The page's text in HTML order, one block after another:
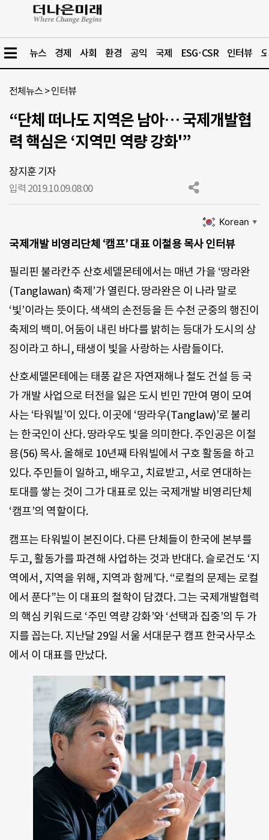
뉴스 경제 사회 환경 공익 국제 ESG·CSR 인터뷰
전체뉴스 >인터뷰
“단체 떠나도 지역은 남아… 국제개발협
력 핵심은 ‘지역민 역량 강화'”
장지훈 기자
입력 2019.10.09.08:00
Korean ▼
국제개발 비영리단체 ‘캠프’ 대표 이철용 목사 인터뷰
필리핀 불라칸주 산호세델몬테에서는 매년 가을 ‘땅라완
(Tanglawan) 축제’가 열린다. 땅라완은 이 나라 말로
‘빛’이라는 뜻이다. 색색의 손전등을 든 수천 군중의 행진이
축제의 백미. 어둠이 내린 바다를 밝히는 등대가 도시의 상
징이라고 하니, 태생이 빛을 사랑하는 사람들이다.
산호세델몬테에는 태풍 같은 자연재해나 철도 건설 등 국
가 개발 사업으로 터전을 잃은 도시 빈민 7만여 명이 모여
사는 ‘타워빌’이 있다. 이곳에 ‘땅라우(Tanglaw)’로 불리
는 한국인이 산다. 땅라우도 빛을 의미한다. 주인공은 이철
용(56) 목사. 올해로 10년째 타워빌에서 구호 활동을 하고
있다. 주민들이 일하고, 배우고, 치료받고, 서로 연대하는
토대를 쌓는 것이 그가 대표로 있는 국제개발 비영리단체
‘캠프’의 역할이다.
캠프는 타워빌이 본진이다. 다른 단체들이 한국에 본부를
두고, 활동가를 파견해 사업하는 것과 반대다. 슬로건도 ‘지
역에서, 지역을 위해, 지역과 함께’다. “로컬의 문제는 로컬
에서 푼다”는 이 대표의 철학이 담겼다. 그는 국제개발협력
의 핵심 키워드로 ‘주민 역량 강화’와 ‘선택과 집중’의 두 가
지를 꼽는다. 지난달 29일 서울 서대문구 캠프 한국사무소
에서 이 대표를 만났다.